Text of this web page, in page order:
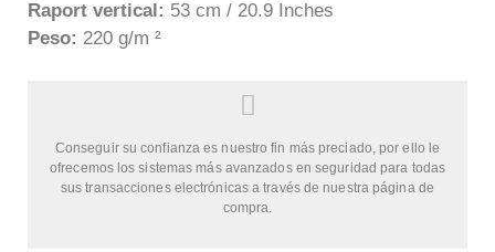
Raport vertical: 53 cm / 20.9 Inches
Peso: 220 g/m ²
Conseguir su confianza es nuestro fin más preciado, por ello le
ofrecemos los sistemas más avanzados en seguridad para todas
sus transacciones electrónicas a través de nuestra página de
compra.